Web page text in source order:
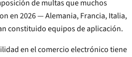
que muchos
en 2026 — Alemania, Francia, Italia,
han constituido equipos de aplicación.
en el comercio electrónico tiene